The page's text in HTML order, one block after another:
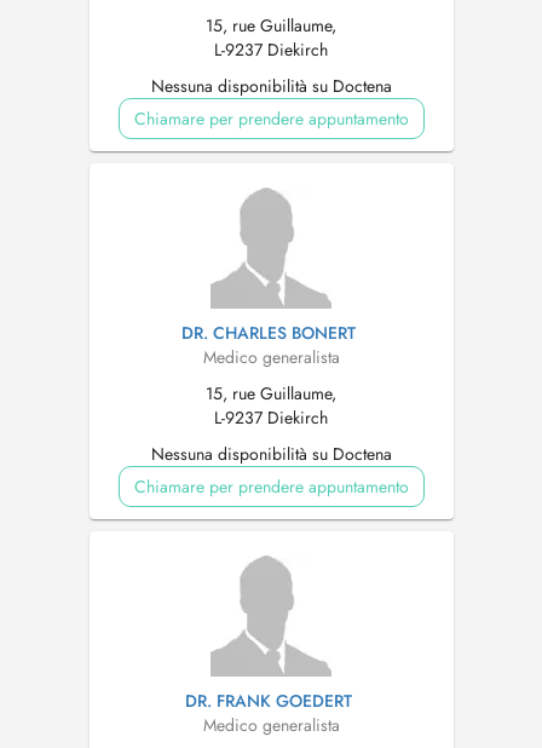
15, rue Guillaume,
L-9237 Diekirch
Nessuna disponibilità su Doctena
Chiamare per prendere appuntamento
DR. CHARLES BONERT
Medico generalista
15, rue Guillaume,
L-9237 Diekirch
Nessuna disponibilità su Doctena
Chiamare per prendere appuntamento
DR. FRANK GOEDERT
Medico generalista